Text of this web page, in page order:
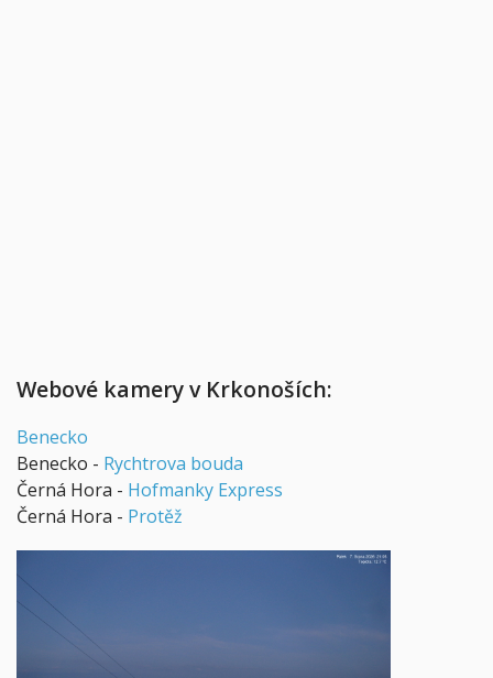
Webové kamery v Krkonoších:
Benecko
Benecko - Rychtrova bouda
Černá Hora - Hofmanky Express
Černá Hora - Protěž